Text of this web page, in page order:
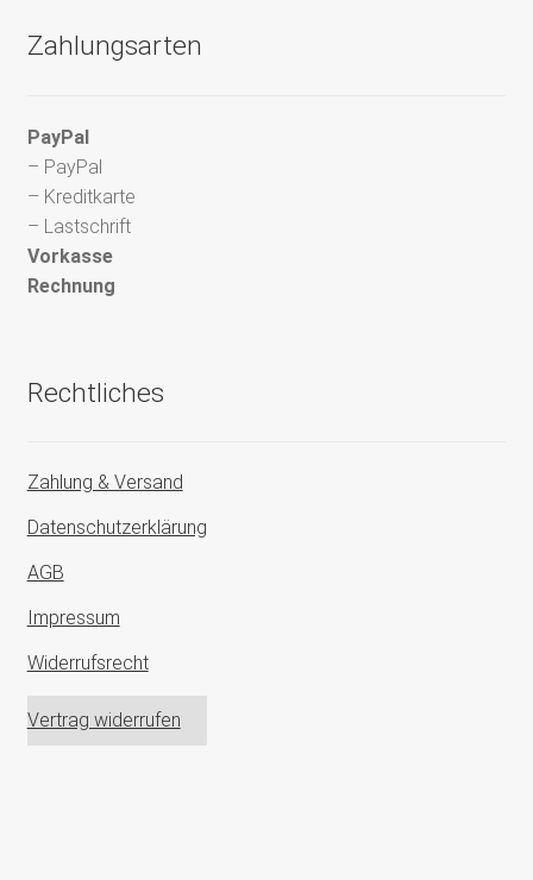
Zahlungsarten
PayPal
– PayPal
– Kreditkarte
– Lastschrift
Vorkasse
Rechnung
Rechtliches
Zahlung & Versand
Datenschutzerklärung
AGB
Impressum
Widerrufsrecht
Vertrag widerrufen